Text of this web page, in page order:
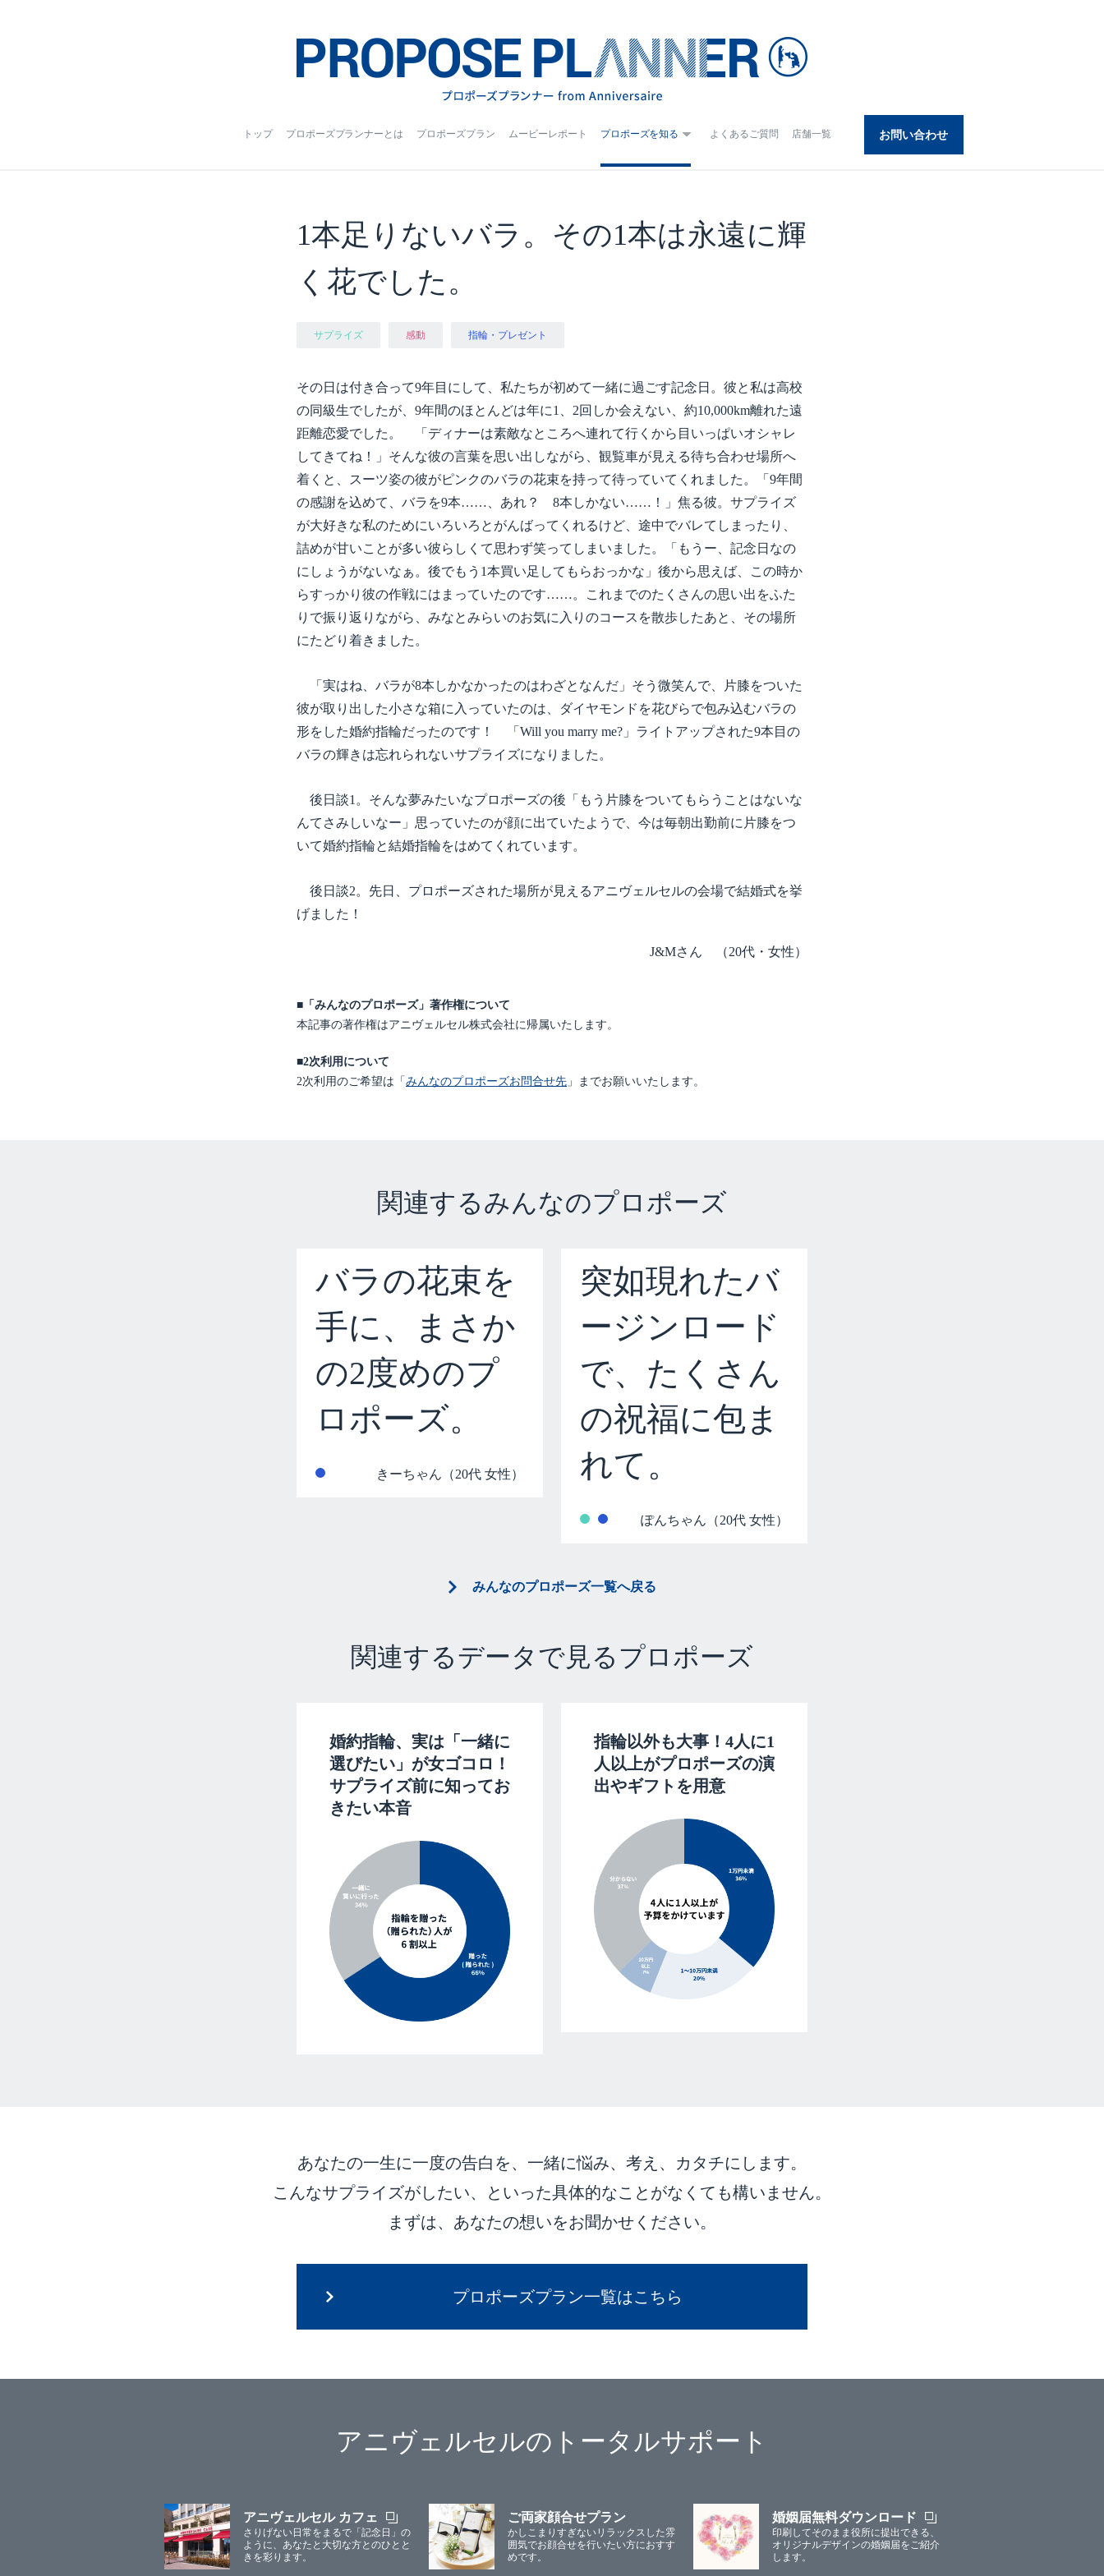
トップ プロポーズプランナーとは プロポーズプラン ムービーレポート プロポーズを知る よくあるご質問 店舗一覧 お問い合わせ
1本足りないバラ。その1本は永遠に輝
く花でした。
サプライズ 感動 指輪・プレゼント
その日は付き合って9年目にして、私たちが初めて一緒に過ごす記念日。彼と私は高校
の同級生でしたが、9年間のほとんどは年に1、2回しか会えない、約10,000km離れた遠
距離恋愛でした。 「ディナーは素敵なところへ連れて行くから目いっぱいオシャレ
してきてね！」そんな彼の言葉を思い出しながら、観覧車が見える待ち合わせ場所へ
着くと、スーツ姿の彼がピンクのバラの花束を持って待っていてくれました。「9年間
の感謝を込めて、バラを9本……、あれ？ 8本しかない……！」焦る彼。サプライズ
が大好きな私のためにいろいろとがんばってくれるけど、途中でバレてしまったり、
詰めが甘いことが多い彼らしくて思わず笑ってしまいました。「もうー、記念日なの
にしょうがないなぁ。後でもう1本買い足してもらおっかな」後から思えば、この時か
らすっかり彼の作戦にはまっていたのです……。これまでのたくさんの思い出をふた
りで振り返りながら、みなとみらいのお気に入りのコースを散歩したあと、その場所
にたどり着きました。
「実はね、バラが8本しかなかったのはわざとなんだ」そう微笑んで、片膝をついた
彼が取り出した小さな箱に入っていたのは、ダイヤモンドを花びらで包み込むバラの
形をした婚約指輪だったのです！ 「Will you marry me?」ライトアップされた9本目の
バラの輝きは忘れられないサプライズになりました。
後日談1。そんな夢みたいなプロポーズの後「もう片膝をついてもらうことはないな
んてさみしいなー」思っていたのが顔に出ていたようで、今は毎朝出勤前に片膝をつ
いて婚約指輪と結婚指輪をはめてくれています。
後日談2。先日、プロポーズされた場所が見えるアニヴェルセルの会場で結婚式を挙
げました！
J&Mさん （20代・女性）
■「みんなのプロポーズ」著作権について
本記事の著作権はアニヴェルセル株式会社に帰属いたします。
■2次利用について
2次利用のご希望は「 みんなのプロポーズお問合せ先 」までお願いいたします。
関連するみんなのプロポーズ
バラの花束を
手に、まさか
の2度めのプ
ロポーズ。
きーちゃん（20代 女性）
突如現れたバ
ージンロード
で、たくさん
の祝福に包ま
れて。
ぽんちゃん（20代 女性）
みんなのプロポーズ一覧へ戻る
関連するデータで見るプロポーズ
婚約指輪、実は「一緒に
選びたい」が女ゴコロ！
サプライズ前に知ってお
きたい本音
指輪以外も大事！4人に1
人以上がプロポーズの演
出やギフトを用意
あなたの一生に一度の告白を、 一緒に悩み、考え、カタチにします。
こんなサプライズがしたい、
といった具体的なことがなくても構いません。
まずは、あなたの想いをお聞かせください。
プロポーズプラン一覧はこちら
アニヴェルセルのトータルサポート
アニヴェルセル カフェ
さりげない日常をまるで「記念日」の
ように、あなたと大切な方とのひとと
きを彩ります。
ご両家顔合せプラン
かしこまりすぎないリラックスした雰
囲気でお顔合せを行いたい方におすす
めです。
婚姻届無料ダウンロード
印刷してそのまま役所に提出できる、
オリジナルデザインの婚姻届をご紹介
します。